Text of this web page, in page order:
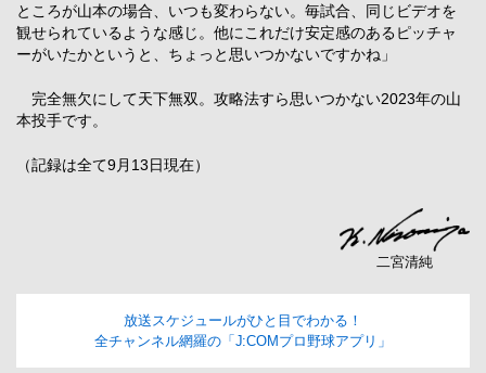
ところが山本の場合、いつも変わらない。毎試合、同じビデオを
観せられているような感じ。他にこれだけ安定感のあるピッチャ
ーがいたかというと、ちょっと思いつかないですかね」
完全無欠にして天下無双。攻略法すら思いつかない2023年の山
本投手です。
（記録は全て9月13日現在）
二宮清純
放送スケジュールがひと目でわかる！
全チャンネル網羅の「J:COMプロ野球アプリ」